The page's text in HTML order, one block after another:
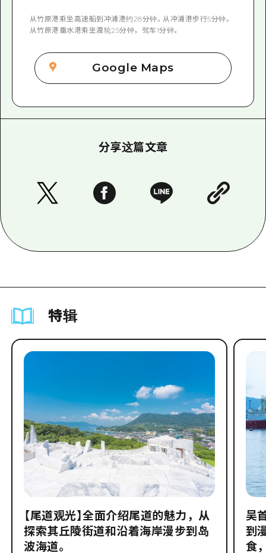
从竹原港乘坐高速船到冲浦港约28分钟。从冲浦港步行5分钟。
从竹原港垂水港乘坐渡轮25分钟，驾车1分钟。
Google Maps
分享这篇文章
特辑
【尾道观光】全面介绍尾道的魅力，从
探索其丘陵街道和沿着海岸漫步到岛
波海道。
吴
到
食